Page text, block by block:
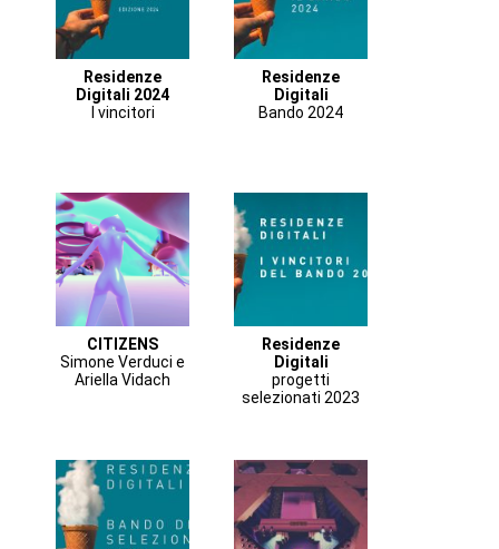
Residenze
Digitali 2024
I vincitori
Residenze
Digitali
Bando 2024
CITIZENS
Simone Verduci e
Ariella Vidach
Residenze
Digitali
progetti
selezionati 2023